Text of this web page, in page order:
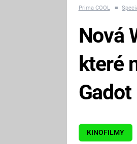
Prima COOL ■
KINOFILMY
Nová
které
Gadot